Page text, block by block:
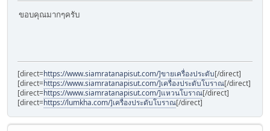
ขอบคุณมากๆครับ
[direct=https://www.siamratanapisut.com/]ขายเครื่องประดับ[/direct]
[direct=https://www.siamratanapisut.com/]เครื่องประดับโบราณ[/direct]
[direct=https://www.siamratanapisut.com/]แหวนโบราณ[/direct]
[direct=https://lumkha.com/]เครื่องประดับโบราณ[/direct]